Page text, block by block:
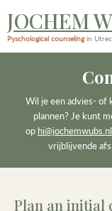
JOCHEM
Pyschological counselingin
Wil je een advies- of
plannen? Je kunt
op hi@jochemwubs.nl
vrijblijvende
Plan an initial